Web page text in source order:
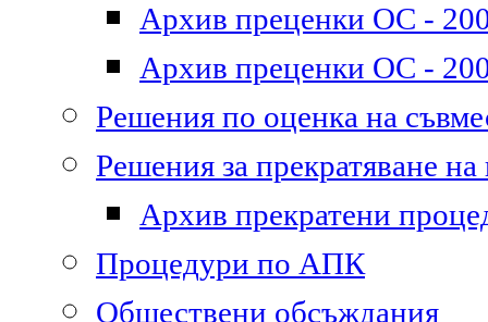
Архив преценки ОС -
Архив преценки ОС -
Решения по оценка на
Решения за прекратяване
Архив прекратени
Процедури по АПК
Обществени обсъждания